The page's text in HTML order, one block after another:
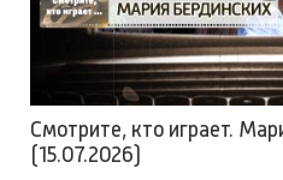
Смотрите, кто играет.
(15.07.2026)